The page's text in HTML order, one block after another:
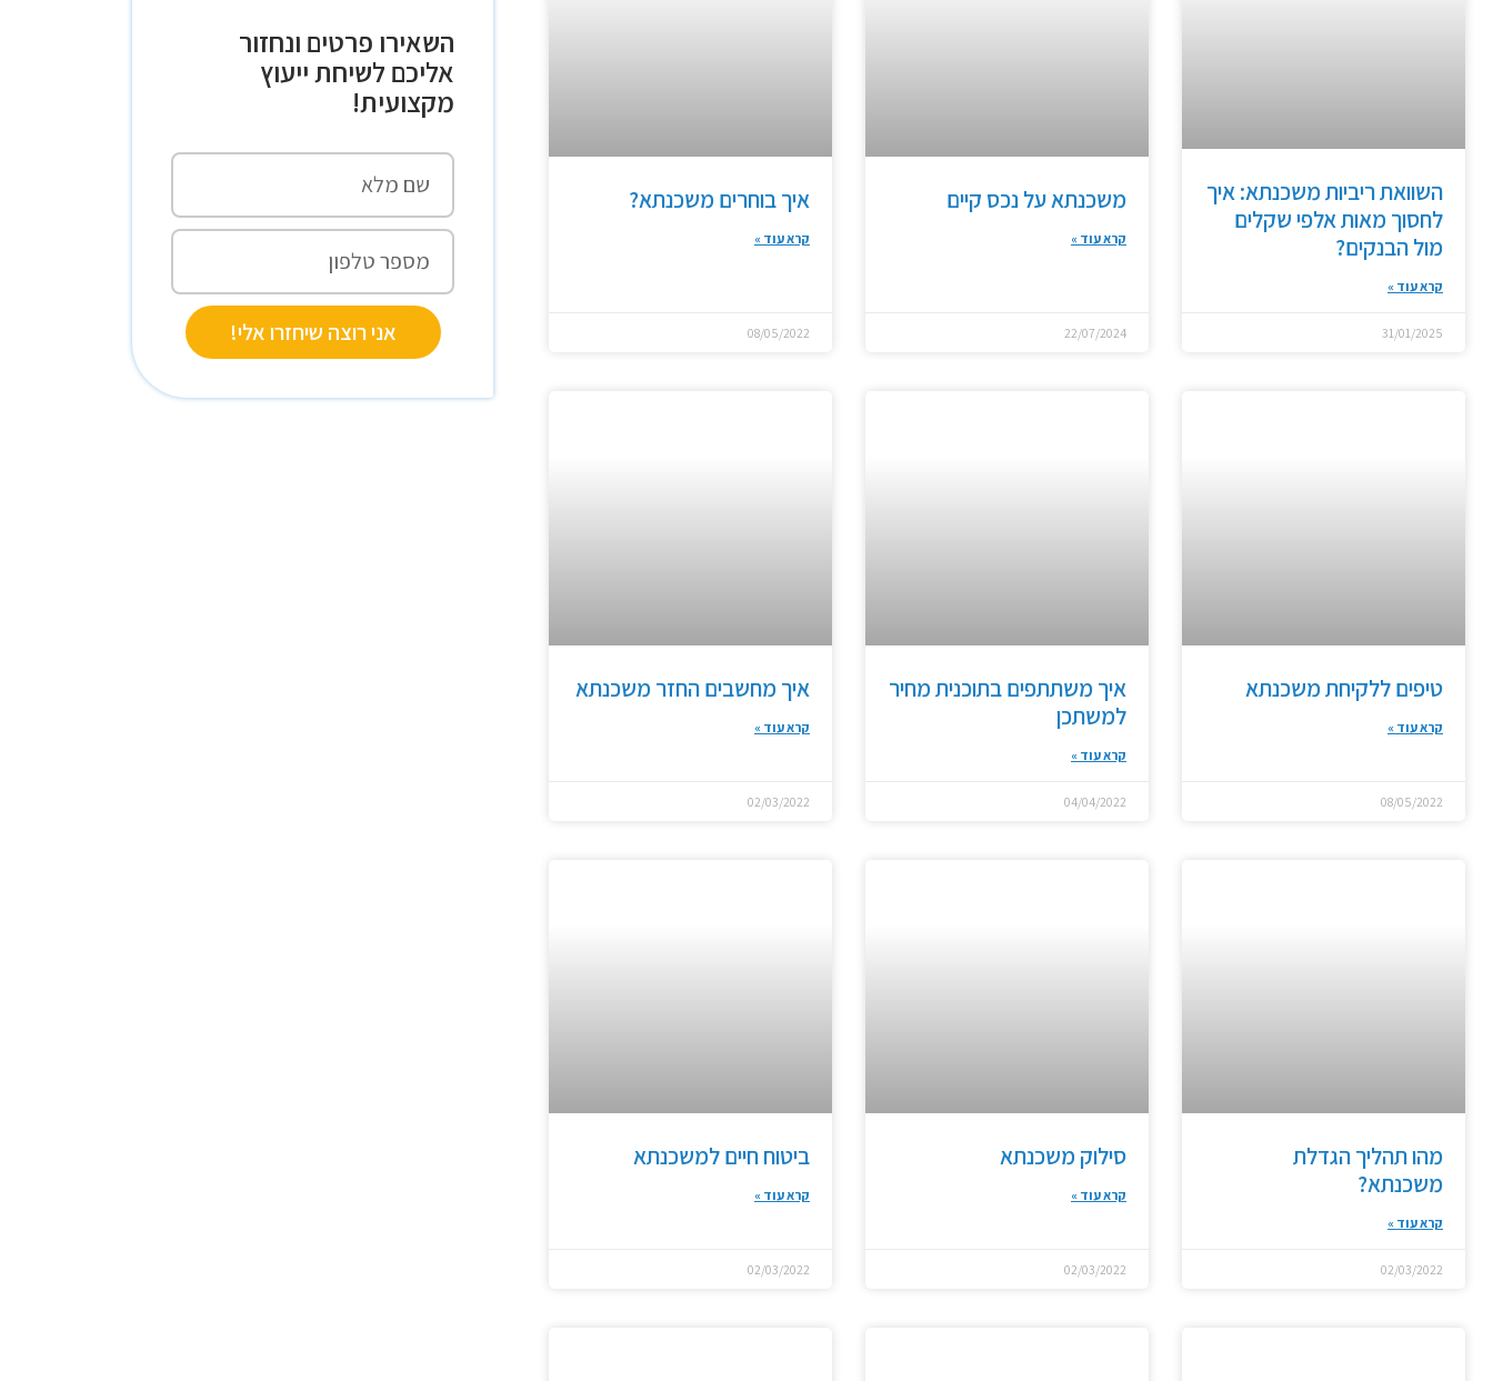
השוואת ריביות משכנתא: איך
לחסוך מאות אלפי שקלים
מול הבנקים?
קרא עוד »
31/01/2025
משכנתא על נכס קיים
קרא עוד »
22/07/2024
איך בוחרים משכנתא?
קרא עוד »
08/05/2022
טיפים ללקיחת משכנתא
קרא עוד »
08/05/2022
איך משתתפים בתוכנית מחיר
למשתכן
קרא עוד »
04/04/2022
איך מחשבים החזר משכנתא
קרא עוד »
02/03/2022
מהו תהליך הגדלת
משכנתא?
קרא עוד »
02/03/2022
סילוק משכנתא
קרא עוד »
02/03/2022
ביטוח חיים למשכנתא
קרא עוד »
02/03/2022
השאירו פרטים ונחזור
אליכם לשיחת ייעוץ
מקצועית!
אני רוצה שיחזרו אלי!